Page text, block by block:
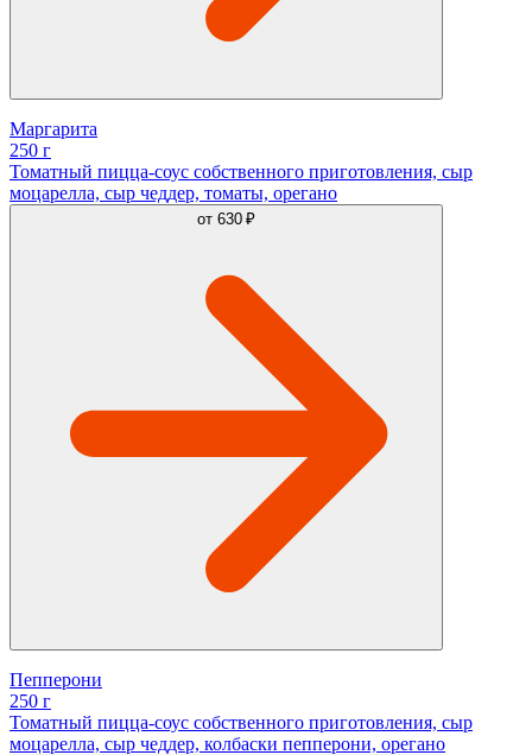
Маргарита
250 г
Томатный пицца-соус собственного приготовления, сыр
моцарелла, сыр чеддер, томаты, орегано
от 630 ₽
Пепперони
250 г
Томатный пицца-соус собственного приготовления, сыр
моцарелла, сыр чеддер, колбаски пепперони, орегано